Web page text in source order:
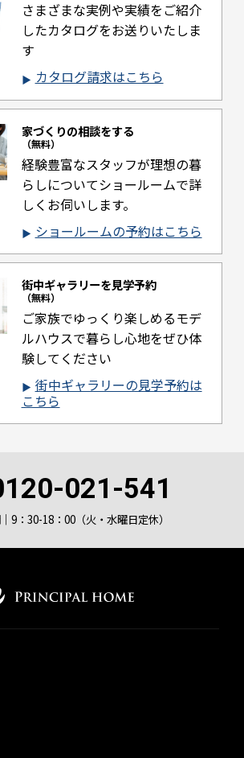
さまざまな実例や実績をご紹介
したカタログをお送りいたしま
す
カタログ請求はこちら
家づくりの相談をする
（無料）
経験豊富なスタッフが理想の暮
らしについてショールームで詳
しくお伺いします。
ショールームの予約はこちら
街中ギャラリーを見学予約
（無料）
ご家族でゆっくり楽しめるモデ
ルハウスで暮らし心地をぜひ体
験してください
街中ギャラリーの見学予約は
こちら
021-541
9：30-18：00（火・水曜日定休）